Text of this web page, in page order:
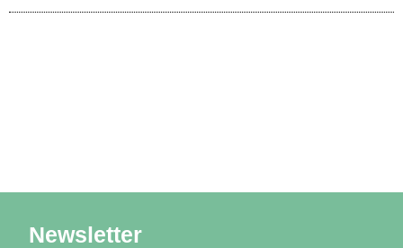
Newsletter